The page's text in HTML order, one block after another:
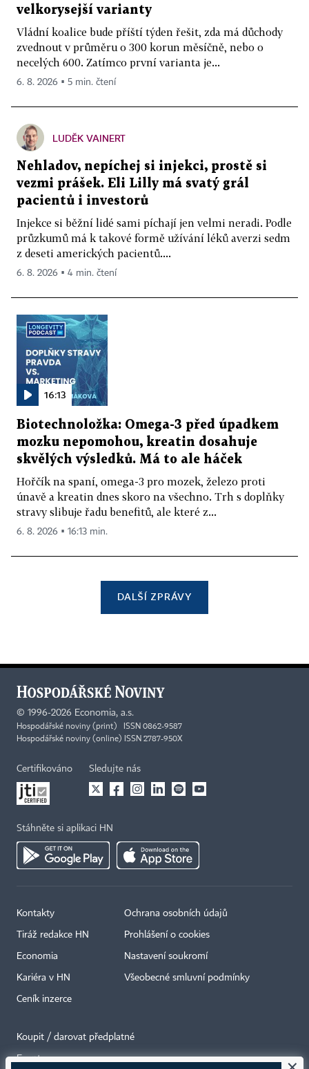
velkorysejší varianty
Vládní koalice bude příští týden řešit, zda má důchody
zvednout v průměru o 300 korun měsíčně, nebo o
necelých 600. Zatímco první varianta je...
6. 8. 2026 ▪ 5 min. čtení
LUDĚK VAINERT
Nehladov, nepíchej si injekci, prostě si
vezmi prášek. Eli Lilly má svatý grál
pacientů i investorů
Injekce si běžní lidé sami píchají jen velmi neradi. Podle
průzkumů má k takové formě užívání léků averzi sedm
z deseti amerických pacientů....
6. 8. 2026 ▪ 4 min. čtení
16:13
Biotechnoložka: Omega-3 před úpadkem
mozku nepomohou, kreatin dosahuje
skvělých výsledků. Má to ale háček
Hořčík na spaní, omega-3 pro mozek, železo proti
únavě a kreatin dnes skoro na všechno. Trh s doplňky
stravy slibuje řadu benefitů, ale které z...
6. 8. 2026 ▪ 16:13 min.
DALŠÍ ZPRÁVY
© 1996-2026 Economia, a.s.
Hospodářské noviny (print) ISSN 0862-9587
Hospodářské noviny (online) ISSN 2787-950X
Certifikováno Sledujte nás
Stáhněte si aplikaci HN
Kontakty
Tiráž redakce HN
Economia
Kariéra v HN
Ceník inzerce
Ochrana osobních údajů
Prohlášení o cookies
Nastavení soukromí
Všeobecné smluvní podmínky
Koupit / darovat předplatné
Eventy